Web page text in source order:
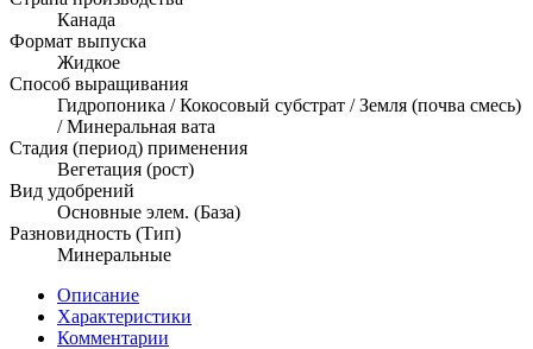
Канада
Формат выпуска
Жидкое
Способ выращивания
Гидропоника / Кокосовый субстрат / Земля (почва смесь)
/ Минеральная вата
Стадия (период) применения
Вегетация (рост)
Вид удобрений
Основные элем. (База)
Разновидность (Тип)
Минеральные
Описание
Характеристики
Комментарии